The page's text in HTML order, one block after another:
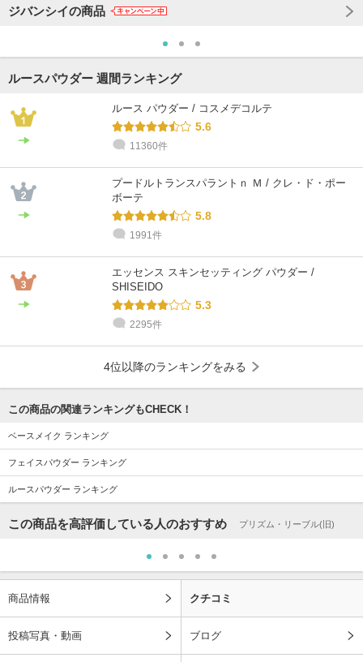
ジバンシイの商品
ルースパウダー 週間ランキング
ルース パウダー / コスメデコルテ
5.6
11360件
プードルトランスパラントｎ Ｍ / クレ・ド・ポー
ボーテ
5.8
1991件
エッセンス スキンセッティング パウダー /
SHISEIDO
5.3
2295件
4位以降のランキングをみる
この商品の関連ランキングもCHECK！
ベースメイク ランキング
フェイスパウダー ランキング
ルースパウダー ランキング
この商品を高評価している人のおすすめ プリズム・リーブル(旧)
商品情報 クチコミ
投稿写真・動画 ブログ